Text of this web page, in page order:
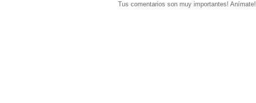
Tus comentarios son muy importantes! Anímate!